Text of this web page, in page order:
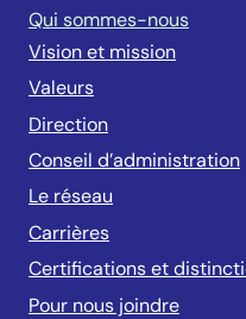
Qui sommes-nous
Vision et mission
Valeurs
Direction
Conseil d’administration
Le réseau
Carrières
Certifications et
Pour nous joindre